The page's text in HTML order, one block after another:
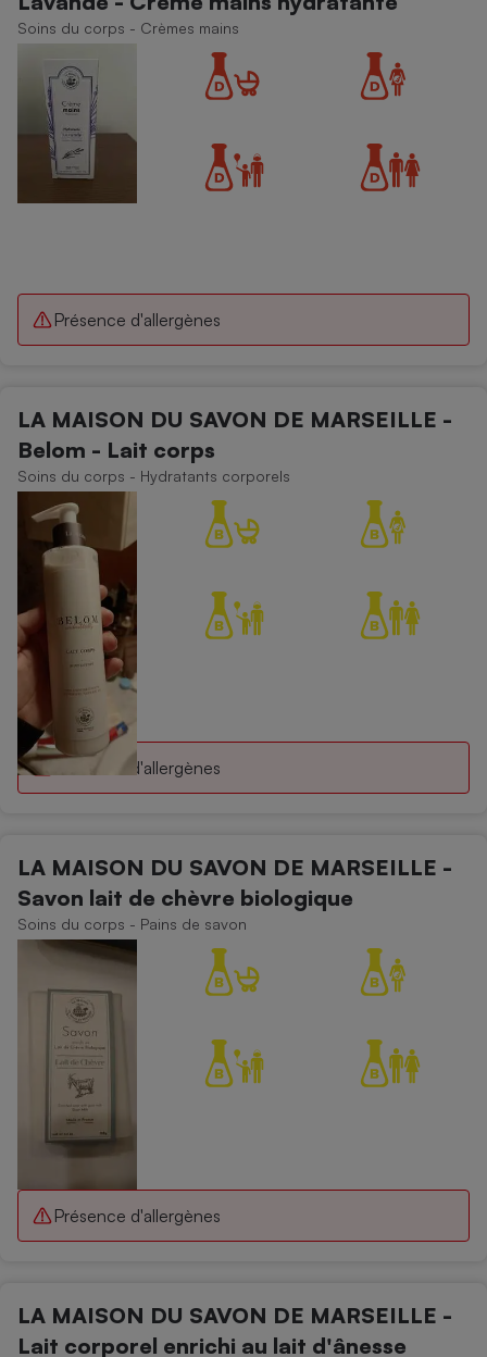
Soins du corps - Crèmes mains
Présence d'allergènes
LA MAISON DU SAVON DE MARSEILLE -
Belom - Lait corps
Soins du corps - Hydratants corporels
Présence d'allergènes
LA MAISON DU SAVON DE MARSEILLE -
Savon lait de chèvre biologique
Soins du corps - Pains de savon
Présence d'allergènes
LA MAISON DU SAVON DE MARSEILLE -
Lait corporel enrichi au lait d'ânesse